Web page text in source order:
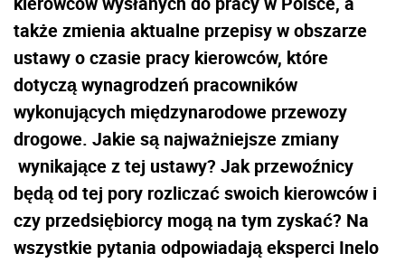
także zmienia aktualne przepisy w obszarze
ustawy o czasie pracy kierowców, które
dotyczą wynagrodzeń pracowników
wykonujących międzynarodowe przewozy
drogowe. Jakie są najważniejsze zmiany
wynikające z tej ustawy? Jak przewoźnicy
będą od tej pory rozliczać swoich kierowców i
czy przedsiębiorcy mogą na tym zyskać? Na
wszystkie pytania odpowiadają eksperci Inelo